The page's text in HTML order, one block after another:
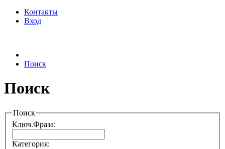
Контакты
Вход
Поиск
Поиск
Поиск
Ключ.Фраза:
Категория: